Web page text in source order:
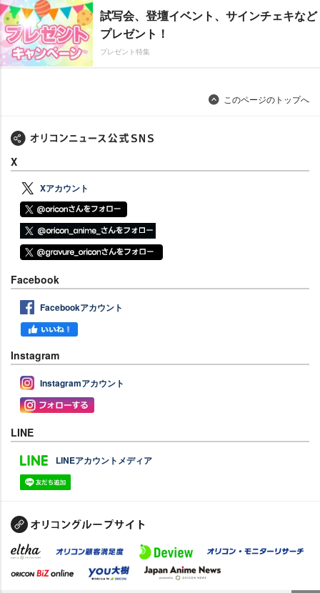
試写会、登壇イベント、サインチェキなど
プレゼント！
プレゼント特集
このページのトップへ
X
Xアカウント
Facebook
Facebookアカウント
Instagram
Instagramアカウント
LINE
LINEアカウントメディア